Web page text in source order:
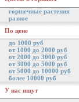
горшечные растения
разное
По цене
до 1000 руб
от 1000 до 2000 руб
от 2000 до 3000 руб
от 3000 до 5000 руб
от 5000 до 10000 руб
более 10000 руб
У нас ищут